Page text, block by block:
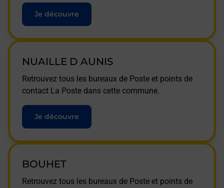
Je découvre
NUAILLE D AUNIS
Retrouvez tous les bureaux de Poste et points de
contact La Poste dans cette commune.
Je découvre
BOUHET
Retrouvez tous les bureaux de Poste et points de